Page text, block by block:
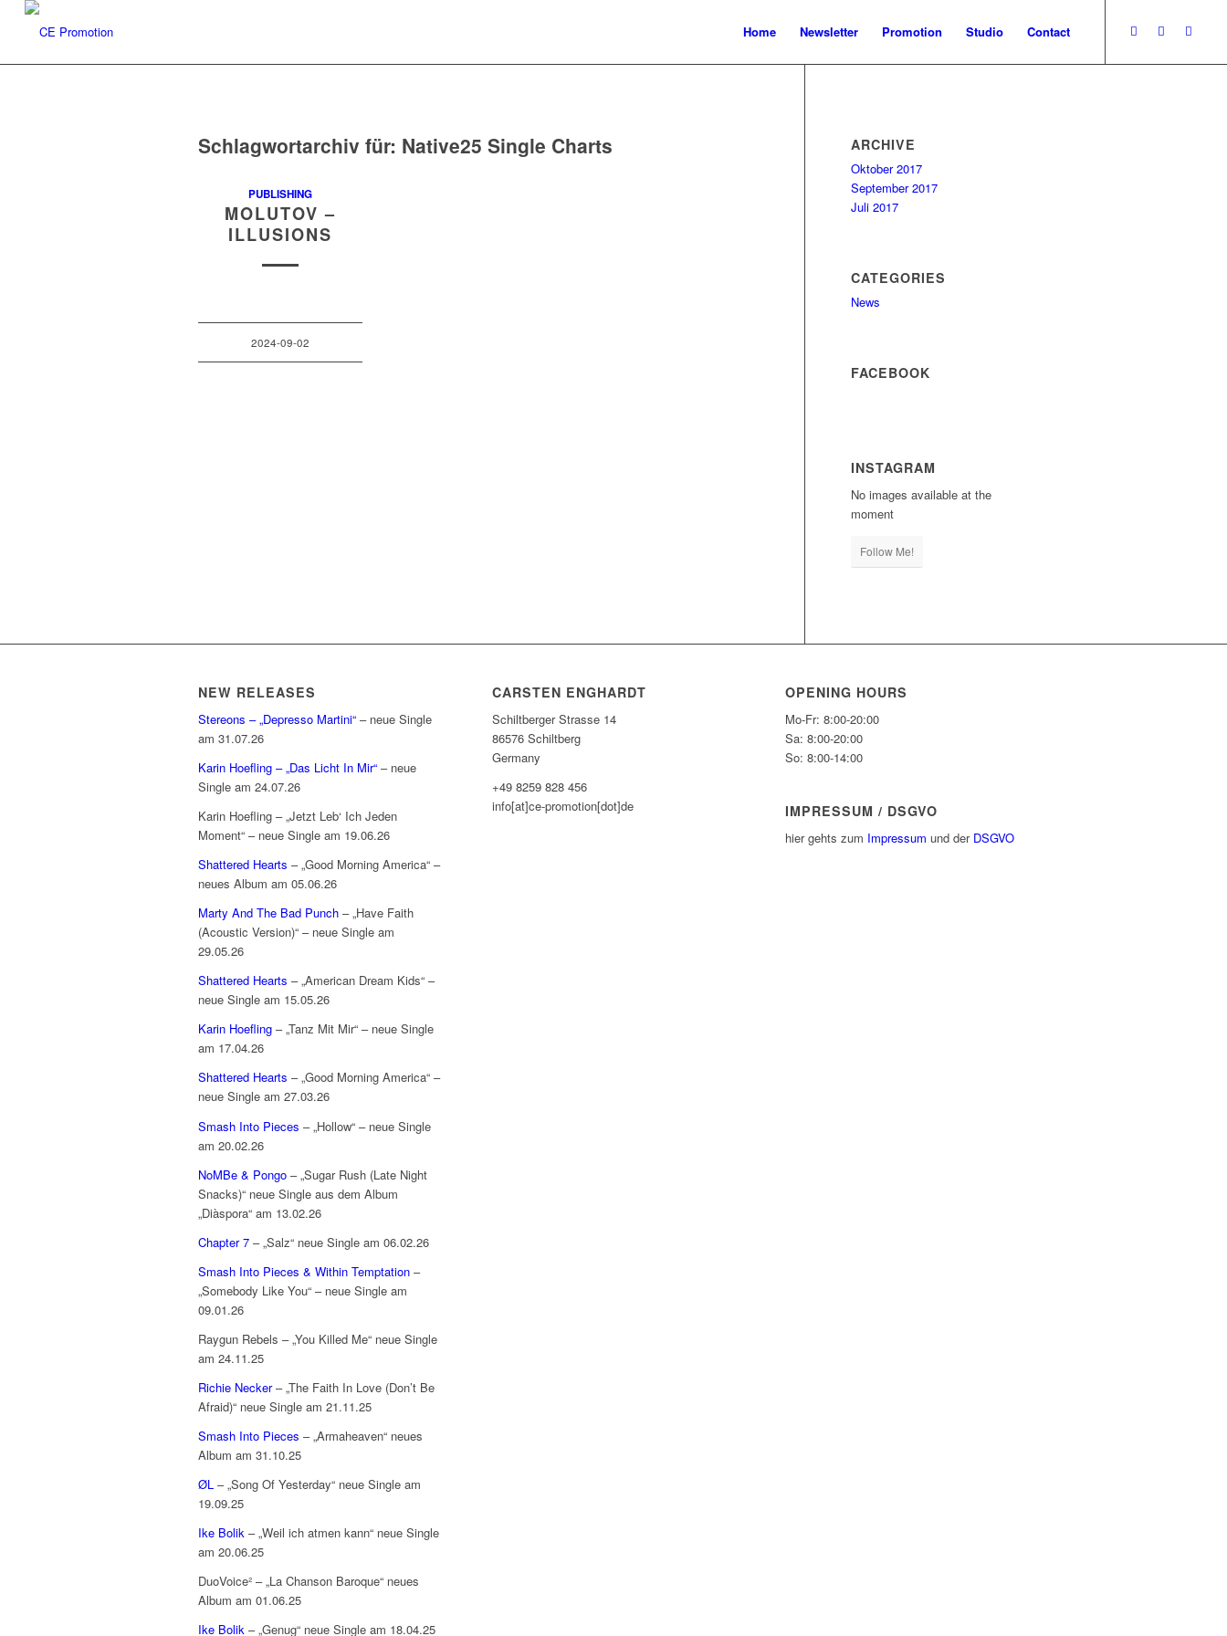
Home Newsletter Promotion Studio Contact
Schlagwortarchiv für: Native25 Single Charts
PUBLISHING
MOLUTOV –
ILLUSIONS
2024-09-02
ARCHIVE
Oktober 2017
September 2017
Juli 2017
CATEGORIES
News
FACEBOOK
INSTAGRAM
No images available at the
moment
Follow Me!
NEW RELEASES
Stereons – „Depresso Martini“ – neue Single
am 31.07.26
Karin Hoefling – „Das Licht In Mir“ – neue
Single am 24.07.26
Karin Hoefling – „Jetzt Leb‘ Ich Jeden
Moment“ – neue Single am 19.06.26
Shattered Hearts – „Good Morning America“ –
neues Album am 05.06.26
Marty And The Bad Punch – „Have Faith
(Acoustic Version)“ – neue Single am
29.05.26
Shattered Hearts – „American Dream Kids“ –
neue Single am 15.05.26
Karin Hoefling – „Tanz Mit Mir“ – neue Single
am 17.04.26
Shattered Hearts – „Good Morning America“ –
neue Single am 27.03.26
Smash Into Pieces – „Hollow“ – neue Single
am 20.02.26
NoMBe & Pongo – „Sugar Rush (Late Night
Snacks)“ neue Single aus dem Album
„Diàspora“ am 13.02.26
Chapter 7 – „Salz“ neue Single am 06.02.26
Smash Into Pieces & Within Temptation –
„Somebody Like You“ – neue Single am
09.01.26
Raygun Rebels – „You Killed Me“ neue Single
am 24.11.25
Richie Necker– „The Faith In Love (Don’t Be
Afraid)“ neue Single am 21.11.25
Smash Into Pieces – „Armaheaven“ neues
Album am 31.10.25
ØL – „Song Of Yesterday“ neue Single am
19.09.25
Ike Bolik – „Weil ich atmen kann“ neue Single
am 20.06.25
DuoVoice² – „La Chanson Baroque“ neues
Album am 01.06.25
Ike Bolik – „Genug“ neue Single am 18.04.25
CARSTEN ENGHARDT
Schiltberger Strasse 14
86576 Schiltberg
Germany
+49 8259 828 456
info[at]ce-promotion[dot]de
OPENING HOURS
Mo-Fr: 8:00-20:00
Sa: 8:00-20:00
So: 8:00-14:00
IMPRESSUM / DSGVO
hier gehts zum Impressum und der DSGVO